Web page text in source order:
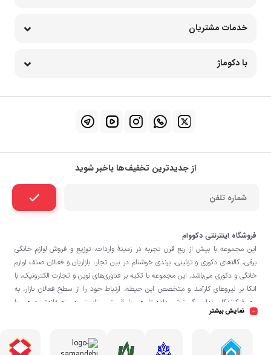
خدمات مشتریان
با دکوماژ
از جدیدترین تخفیف‌ها باخبر شوید
فروشگاه اینترنتی دکووام
این مجموعه با بيش از ربع قرن تجربه در زمينۀ واردات، توزيع و فروش لوازم خانگی
برقی، کالاهای دکوری و تزئینی، برندی خوشنام در بين تجار، بازاريان و فعالان صنف لوازم
خانگی و دکوری می‌باشد. این مجموعه با تكيه بر فناوری‌های نوين و تجارت الكترونيک، با
اتکا بر نيروهای كارآمد و متخصص اين حيطه، ارتباط خود را از سطح فعالان بازار، به
مصرف‌كنندگان نهايی گسترش داده تا هم با قيمتی مناسبتر و منصفانه‌تر و هم با
خدماتی گسترده‌تر و كيفی‌تر در خدمت هموطنان عزیز در اقصی نقاط ميهنمان باشد.
حضوری کالا از انبار تنها در صورت ثبت سفارش قبلی از طریق سایت و انتخاب زمان،
نمایش بیشتر